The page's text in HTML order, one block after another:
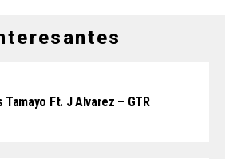
Tamayo Ft. J Alvarez – GTR